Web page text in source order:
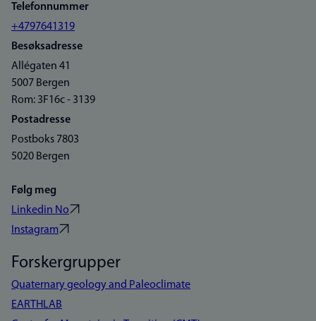
Telefonnummer
+4797641319
Besøksadresse
Allégaten 41
5007 Bergen
Rom: 3F16c - 3139
Postadresse
Postboks 7803
5020 Bergen
Følg meg
Linkedin No
Instagram
Forskergrupper
Quaternary geology and Paleoclimate
EARTHLAB